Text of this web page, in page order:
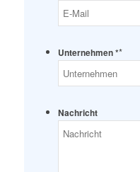
Unternehmen **
Nachricht